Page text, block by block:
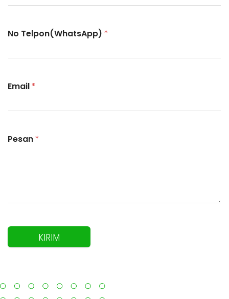
IT Consultant
Kelas Koding dan Desain
No Telpon(WhatsApp) *
Email*
Pesan*
KIRIM